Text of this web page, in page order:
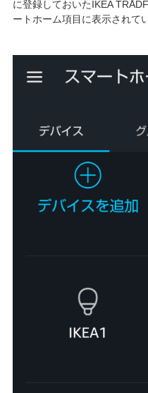
に登録しておいたIKEA
ートホーム項目に表示されて